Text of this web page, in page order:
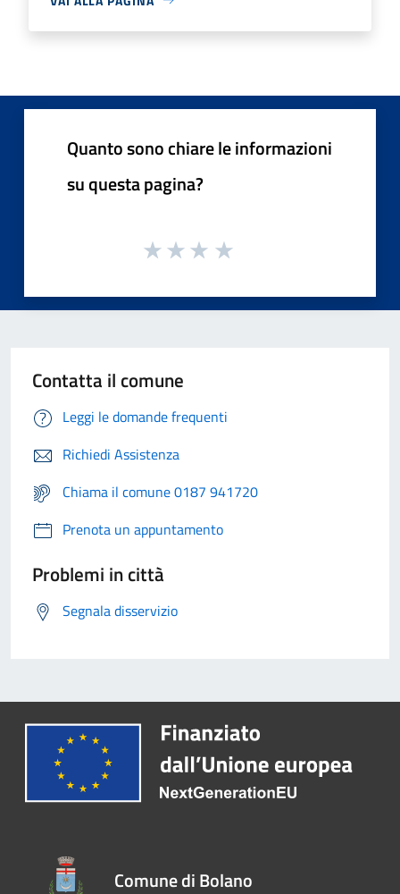
Quanto sono chiare le informazioni
su questa pagina?
Contatta il comune
Leggi le domande frequenti
Richiedi Assistenza
Chiama il comune 0187 941720
Prenota un appuntamento
Problemi in città
Segnala disservizio
Comune di Bolano